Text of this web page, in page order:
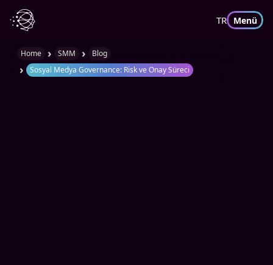
TR Menü
Home › SMM › Blog
› Sosyal Medya Governance: Risk ve Onay Süreci